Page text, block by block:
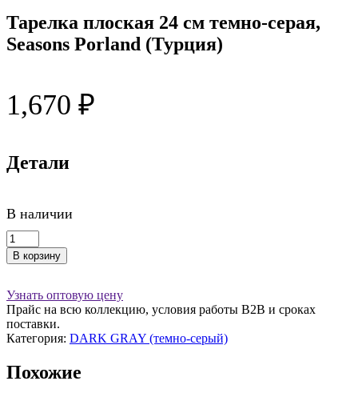
Тарелка плоская 24 см темно-серая,
Seasons Porland (Турция)
1,670 ₽
Детали
В наличии
Количество
товара
Тарелка
24
см
темно-
серая,
Porland
(Турция)
В корзину
Узнать оптовую цену
Прайс на всю коллекцию, условия работы В2В и сроках
поставки.
Категория: DARK GRAY (темно-серый)
Похожие